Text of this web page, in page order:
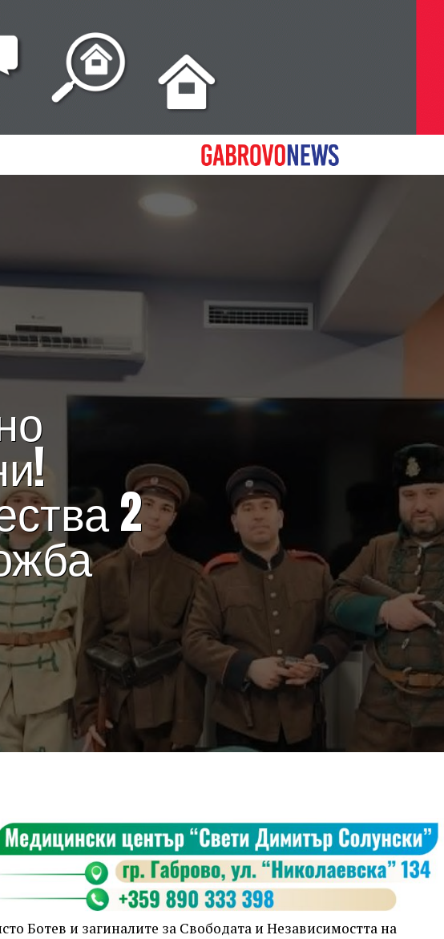
2
Ботев и загиналите за Свободата и Независимостта на